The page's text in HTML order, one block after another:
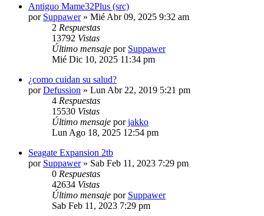
Antiguo Mame32Plus (src)
por Suppawer» Mié Abr 09, 2025 9:32 am
2 Respuestas
13792 Vistas
Último mensaje por Suppawer
Mié Dic 10, 2025 11:34 pm
¿como cuidan su salud?
porDefussion » Lun Abr 22, 2019 5:21 pm
4 Respuestas
15530 Vistas
Último mensaje porjakko
Lun Ago 18, 2025 12:54 pm
Seagate Expansion 2tb
por Suppawer» Sab Feb 11, 2023 7:29 pm
0 Respuestas
42634 Vistas
Último mensaje por Suppawer
Sab Feb 11, 2023 7:29 pm